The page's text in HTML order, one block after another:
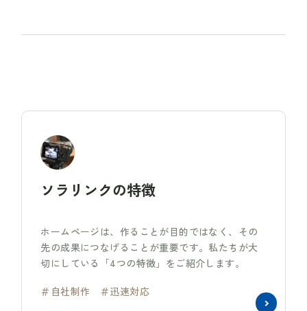
ソラリンクの特徴
ホームページは、作ることが目的ではなく、その
先の成果につなげることが重要です。私たちが大
切にしている「4つの特徴」をご紹介します。
＃自社制作 ＃迅速対応